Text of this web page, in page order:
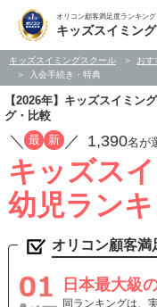
オリコン顧客満足度ランキング
キッズスイミン
キッズスイミングスクール
おす
入会手続き・特典
【2026年】キッズスイミン
グ・比較
／ 最 新 ／ 1,390名が
キッズス
幼児ラン
オリコン顧客満
日本最大級
同ランキングは、